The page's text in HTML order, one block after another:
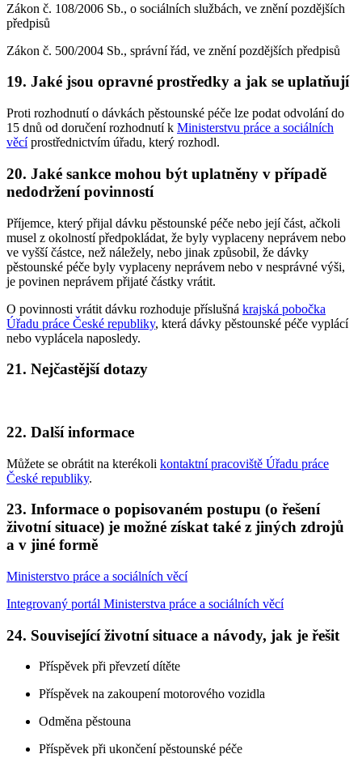
Zákon č. 108/2006 Sb., o sociálních službách, ve znění pozdějších
předpisů
Zákon č. 500/2004 Sb., správní řád, ve znění pozdějších předpisů
19. Jaké jsou opravné prostředky a jak se uplatňují
Proti rozhodnutí o dávkách pěstounské péče lze podat odvolání do
15 dnů od doručení rozhodnutí k Ministerstvu práce a sociálních
věcíprostřednictvím úřadu, který rozhodl.
20. Jaké sankce mohou být uplatněny v případě
nedodržení povinností
Příjemce, který přijal dávku pěstounské péče nebo její část, ačkoli
musel z okolností předpokládat, že byly vyplaceny neprávem nebo
ve vyšší částce, než náležely, nebo jinak způsobil, že dávky
pěstounské péče byly vyplaceny neprávem nebo v nesprávné výši,
je povinen neprávem přijaté částky vrátit.
O povinnosti vrátit dávku rozhoduje příslušná krajská pobočka
Úřadu práce České republiky, která dávky pěstounské péče vyplácí
nebo vyplácela naposledy.
21. Nejčastější dotazy
22. Další informace
Můžete se obrátit na kterékoli kontaktní pracoviště Úřadu práce
České republiky.
23. Informace o popisovaném postupu (o řešení
životní situace) je možné získat také z jiných zdrojů
a v jiné formě
Ministerstvo práce a sociálních věcí
Integrovaný portál Ministerstva práce a sociálních věcí
24. Související životní situace a návody, jak je řešit
Příspěvek při převzetí dítěte
Příspěvek na zakoupení motorového vozidla
Odměna pěstouna
Příspěvek při ukončení pěstounské péče